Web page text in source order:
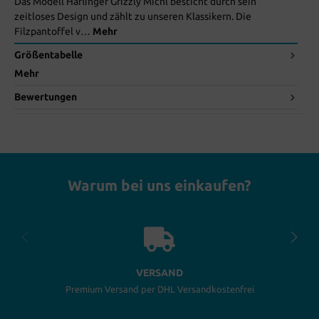
zeitloses Design und zählt zu unseren Klassikern. Die
Filzpantoffel v… Mehr
Größentabelle
Mehr
Bewertungen
Warum bei uns einkaufen?
VERSAND
Premium Versand per DHL Versandkostenfrei